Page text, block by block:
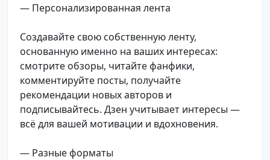
— Персонализированная лента
Создавайте свою собственную ленту,
основанную именно на ваших интересах:
смотрите обзоры, читайте фанфики,
комментируйте посты, получайте
рекомендации новых авторов и
подписывайтесь. Дзен учитывает интересы —
всё для вашей мотивации и вдохновения.
— Разные форматы